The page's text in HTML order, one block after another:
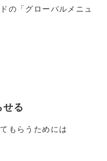
の「グローバルメニュ
る
もらうためには